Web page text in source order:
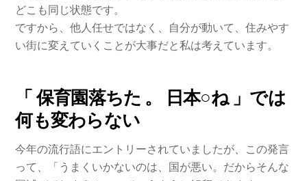
どこも同じ状態です。
ですから、他人任せではなく、自分が動いて、住みやす
い街に変えていくことが大事だと私は考えています。
「 保育園落ちた 。 日本○ね 」では
何も変わらない
今年の流行語にエントリーされていましたが、この発言
って、「うまくいかないのは、国が悪い。だからそんな